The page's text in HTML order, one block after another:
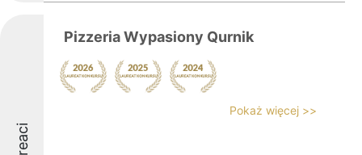
Pizzeria Wypasiony Qurnik
Pokaż więcej >>